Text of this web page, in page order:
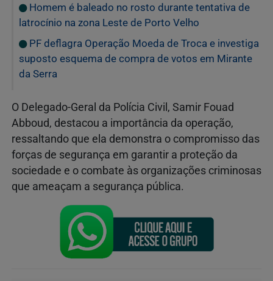
Homem é baleado no rosto durante tentativa de
latrocínio na zona Leste de Porto Velho
PF deflagra Operação Moeda de Troca e investiga
suposto esquema de compra de votos em Mirante
da Serra
O Delegado-Geral da Polícia Civil, Samir Fouad
Abboud, destacou a importância da operação,
ressaltando que ela demonstra o compromisso das
forças de segurança em garantir a proteção da
sociedade e o combate às organizações criminosas
que ameaçam a segurança pública.